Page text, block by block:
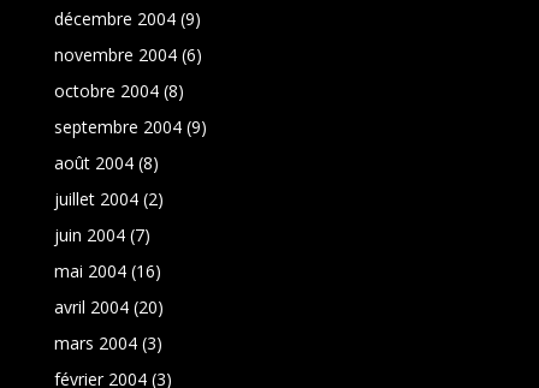
décembre 2004(9)
novembre 2004(6)
octobre 2004(8)
septembre 2004(9)
août 2004(8)
juillet 2004(2)
juin 2004(7)
mai 2004(16)
avril 2004(20)
mars 2004(3)
février 2004(3)